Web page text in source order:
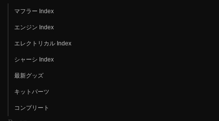
マフラー Index
エンジン Index
エレクトリカル Index
シャーシ Index
最新グッズ
キットパーツ
コンプリート